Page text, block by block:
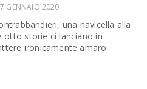
GENNAIO 2020
una navicella alla
otto storie ci lanciano in
ironicamente amaro